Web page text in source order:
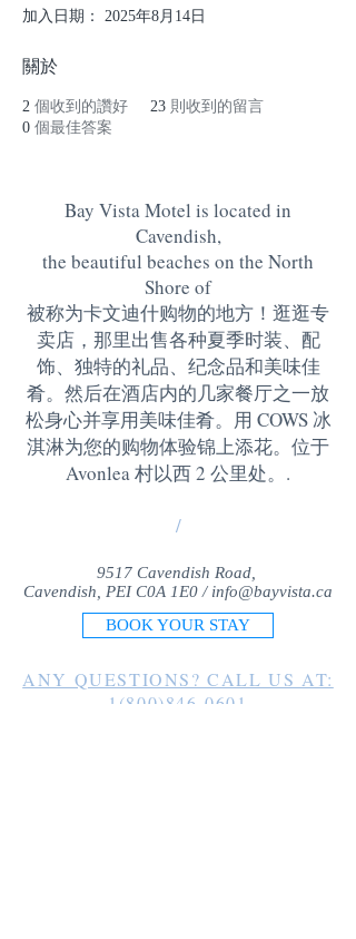
加入日期： 2025年8月14日
關於
2 個收到的讚好 23 則收到的留言
0 個最佳答案
Bay Vista Motel is located in
Cavendish,
the beautiful beaches on the North
Shore of
被称为卡文迪什购物的地方！逛逛专
卖店，那里出售各种夏季时装、配
饰、独特的礼品、纪念品和美味佳
肴。然后在酒店内的几家餐厅之一放
松身心并享用美味佳肴。用 COWS 冰
淇淋为您的购物体验锦上添花。位于
Avonlea 村以西 2 公里处。 .
/
9517 Cavendish Road,
Cavendish, PEI C0A 1E0 / info@bayvista.ca
BOOK YOUR STAY
ANY QUESTIONS? CALL US AT:
1(800)846-0601